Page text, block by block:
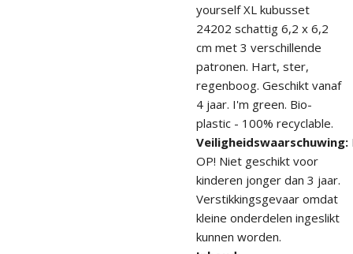
yourself XL kubusset
24202 schattig 6,2 x 6,2
cm met 3 verschillende
patronen. Hart, ster,
regenboog. Geschikt vanaf
4 jaar. I'm green. Bio-
plastic - 100% recyclable.
Veiligheidswaarschuwing:
OP! Niet geschikt voor
kinderen jonger dan 3 jaar.
Verstikkingsgevaar omdat
kleine onderdelen ingeslikt
kunnen worden.